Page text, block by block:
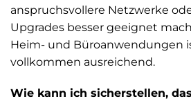
anspruchsvollere Netzwerke
Upgrades besser geeignet
Heim- und Büroanwendungen
vollkommen ausreichend.
Wie kann ich sicherstellen,